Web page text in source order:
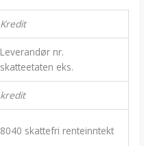
Kredit
Leverandør nr.
skatteetaten eks.
kredit
8040 skattefri renteinntekt